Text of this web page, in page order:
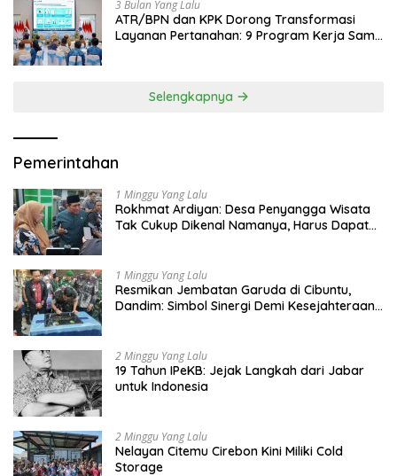
3 Bulan Yang Lalu
ATR/BPN dan KPK Dorong Transformasi
Layanan Pertanahan: 9 Program Kerja Sama
Selengkapnya
Pemerintahan
1 Minggu Yang Lalu
Rokhmat Ardiyan: Desa Penyangga Wisata
Tak Cukup Dikenal Namanya, Harus Dapat
1 Minggu Yang Lalu
Resmikan Jembatan Garuda di Cibuntu,
Dandim: Simbol Sinergi Demi Kesejahteraan
2 Minggu Yang Lalu
19 Tahun IPeKB: Jejak Langkah dari Jabar
untuk Indonesia
2 Minggu Yang Lalu
Nelayan Citemu Cirebon Kini Miliki Cold
Storage